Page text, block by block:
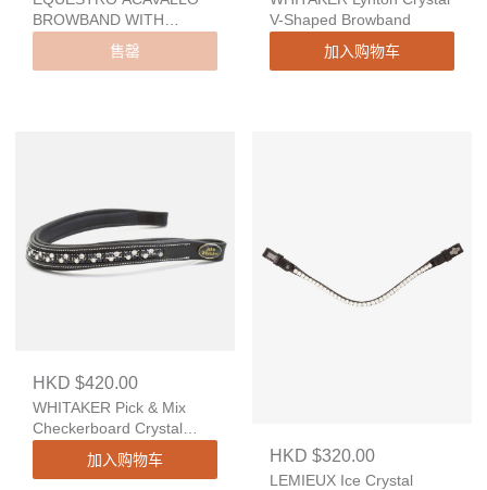
BROWBAND WITH
ROUND CRYSTAL
STARRY CRYSTAL
售罄
V-Shaped Browband
加入购物车
HKD $420.00
WHITAKER Pick & Mix
Checkerboard Crystal
Browband
加入购物车 HKD $320.00
LEMIEUX Ice Crystal